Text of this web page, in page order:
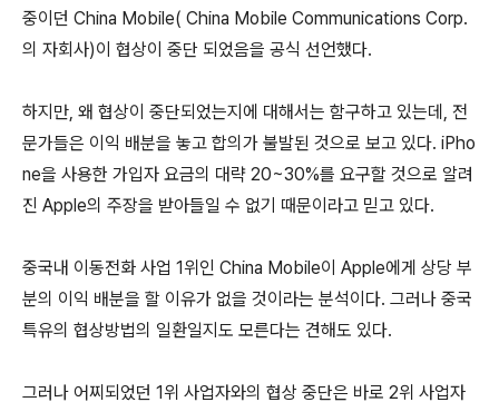
중이던 China Mobile( China Mobile Communications Corp.
의 자회사)이 협상이 중단 되었음을 공식 선언했다.
하지만, 왜 협상이 중단되었는지에 대해서는 함구하고 있는데, 전
문가들은 이익 배분을 놓고 합의가 불발된 것으로 보고 있다. iPho
ne을 사용한 가입자 요금의 대략 20~30%를 요구할 것으로 알려
진 Apple의 주장을 받아들일 수 없기 때문이라고 믿고 있다.
중국내 이동전화 사업 1위인 China Mobile이 Apple에게 상당 부
분의 이익 배분을 할 이유가 없을 것이라는 분석이다. 그러나 중국
특유의 협상방법의 일환일지도 모른다는 견해도 있다.
그러나 어찌되었던 1위 사업자와의 협상 중단은 바로 2위 사업자